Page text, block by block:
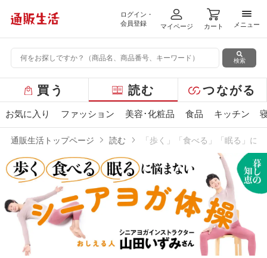
ログイン・
会員登録
マイページ カート
メニ
メニュー
検索
ー
バ
ュ
買う 読む つながる
お気に入り ファッション 美容･化粧品 食品 キッチン
通販生活トップページ 読む 「歩く」「食べる」「眠る」に